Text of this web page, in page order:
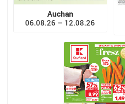
Auchan
06.08.26 – 12.08.26